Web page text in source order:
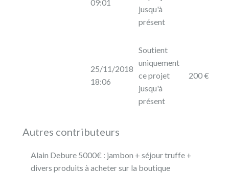
09:01
jusqu'à
présent
25/11/2018
18:06
Soutient
uniquement
ce projet
jusqu'à
présent
200 €
Autres contributeurs
Alain Debure 5000€ : jambon + séjour truffe +
divers produits à acheter sur la boutique